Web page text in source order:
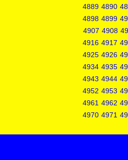
4889 4890
4898 4899
4907 4908
4916 4917
4925 4926
4934 4935
4943 4944
4952 4953
4961 4962
4970 4971